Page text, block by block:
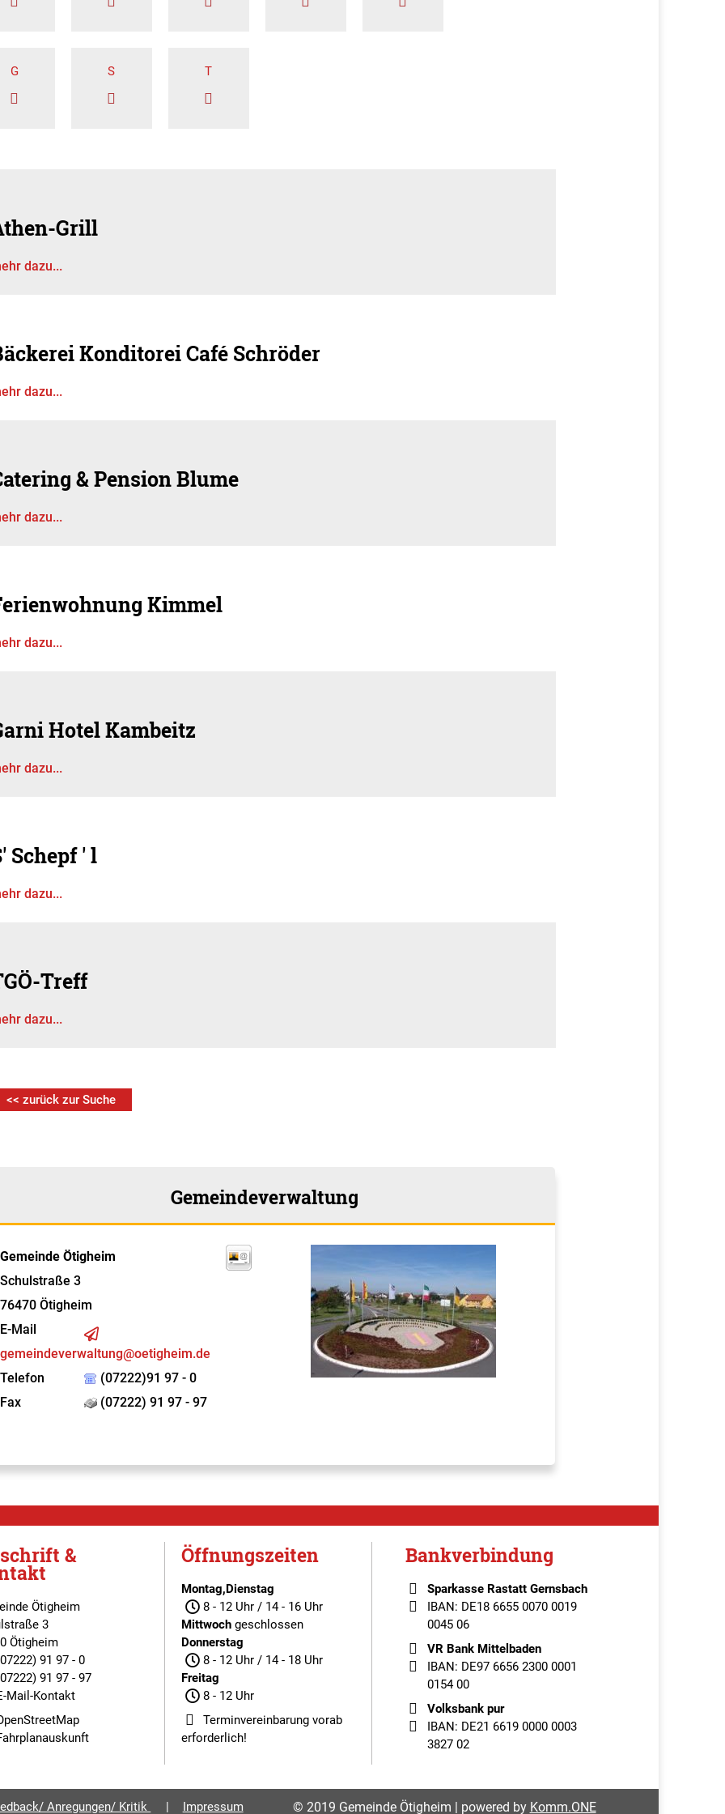
G S T
Grill
dazu...
Konditorei Café Schröder
dazu...
& Pension Blume
dazu...
Kimmel
dazu...
Hotel Kambeitz
dazu...
Schepf ' l
dazu...
Treff
dazu...
<< zurück zur Suche
Gemeindeverwaltung
Gemeinde Ötigheim
Schulstraße 3
76470 Ötigheim
E-Mail
gemeindeverwaltung@oetigheim.de
Telefon
(07222)91 97 - 0
Fax
(07222) 91 97 - 97
&
Ötigheim
3
Ötigheim
91 97 - 0
91 97 - 97
Mail-Kontakt
Öffnungszeiten
Montag,Dienstag
8 - 12 Uhr / 14 - 16 Uhr
Mittwoch geschlossen
Donnerstag
8 - 12 Uhr / 14 - 18 Uhr
Freitag
8 - 12 Uhr
Terminvereinbarungvorab
erforderlich!
Bankverbindung
Sparkasse Rastatt Gernsbach
IBAN: DE18 6655 0070 0019
0045 06
VR Bank Mittelbaden
IBAN: DE97 6656 2300 0001
0154 00
Volksbank pur
IBAN: DE21 6619 0000 0003
3827 02
Anregungen/ Kritik Impressum © 2019 Gemeinde Ötigheim | powered by Komm.ONE